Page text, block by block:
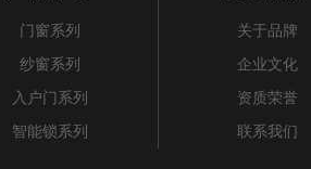
门窗系列
纱窗系列
入户门系列
智能锁系列
关于品牌
企业文化
资质荣誉
联系我们